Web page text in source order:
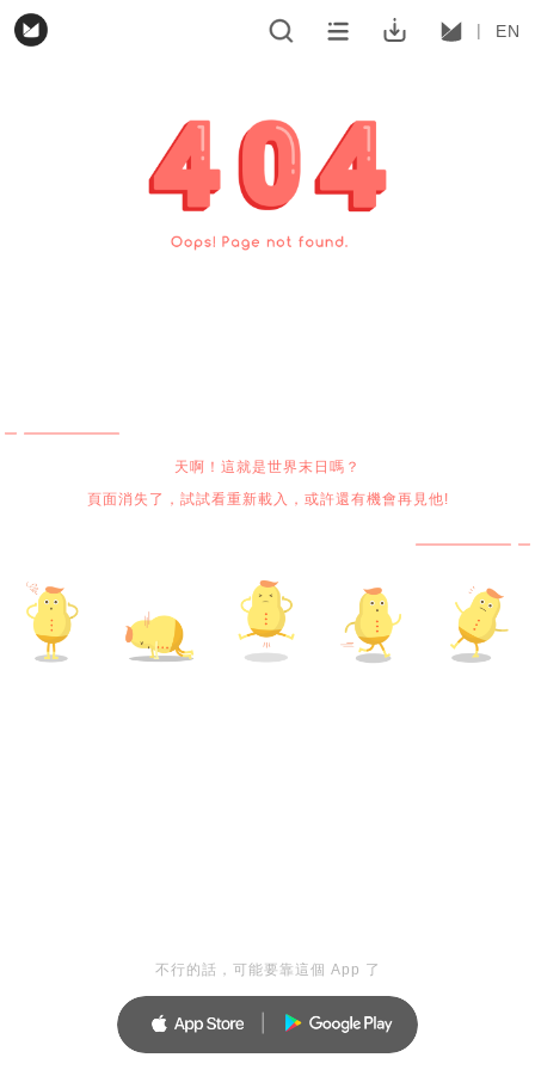
EN
天啊！這就是世界末日嗎？
頁面消失了，試試看重新載入，或許還有機會再見他!
不行的話，可能要靠這個 App 了